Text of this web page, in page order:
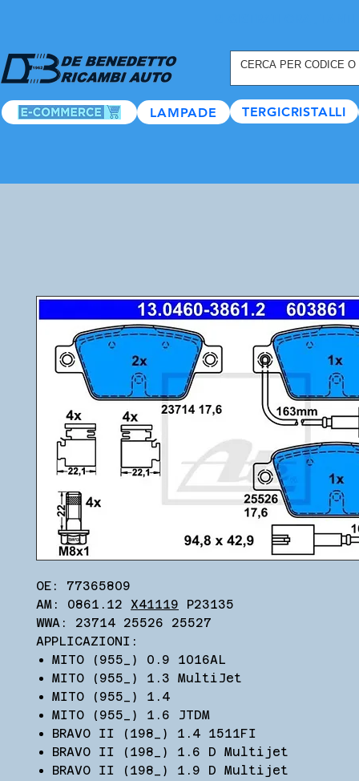
LAMPADE TERGICRISTALLI
OE: 77365809
AM: 0861.12 X41119 P23135
WWA: 23714 25526 25527
APPLICAZIONI:
MITO (955_) 0.9 1016AL
MITO (955_) 1.3 MultiJet
MITO (955_) 1.4
MITO (955_) 1.6 JTDM
BRAVO II (198_) 1.4 1511FI
BRAVO II (198_) 1.6 D Multijet
BRAVO II (198_) 1.9 D Multijet